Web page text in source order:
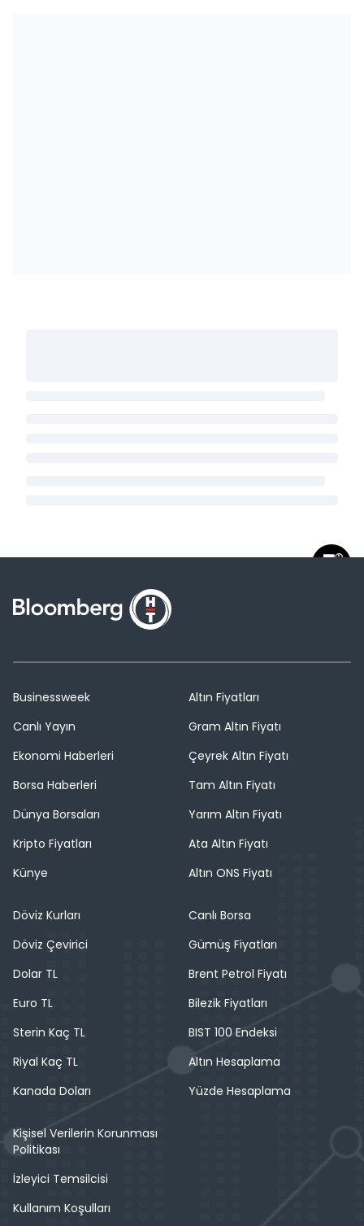
Businessweek
Canlı Yayın
Ekonomi Haberleri
Borsa Haberleri
Dünya Borsaları
Kripto Fiyatları
Künye
Altın Fiyatları
Gram Altın Fiyatı
Çeyrek Altın Fiyatı
Tam Altın Fiyatı
Yarım Altın Fiyatı
Ata Altın Fiyatı
Altın ONS Fiyatı
Döviz Kurları
Döviz Çevirici
Dolar TL
Euro TL
Sterin Kaç TL
Riyal Kaç TL
Kanada Doları
Canlı Borsa
Gümüş Fiyatları
Brent Petrol Fiyatı
Bilezik Fiyatları
BIST 100 Endeksi
Altın Hesaplama
Yüzde Hesaplama
Kişisel Verilerin Korunması
Politikası
İzleyici Temsilcisi
Kullanım Koşulları